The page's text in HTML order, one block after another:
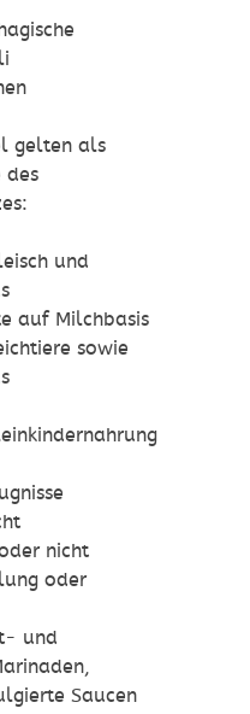
gelten als
des
und
auf Milchbasis
sowie
nicht
oder
und
Saucen